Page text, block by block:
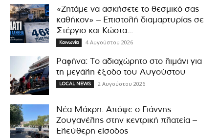
«Ζητάμε να ασκήσετε το θεσμικό σας
καθήκον» – Επιστολή διαμαρτυρίας σε
Στέργιο και Κώστα...
Κοινωνία 4 Αυγούστου 2026
Ραφήνα: Το αδιαχώρητο στο λιμάνι για
τη μεγάλη έξοδο του Αυγούστου
LOCAL NEWS 2 Αυγούστου 2026
Νέα Μάκρη: Απόψε ο Γιάννης
Ζουγανέλης στην κεντρική πλατεία –
Ελεύθερη είσοδος